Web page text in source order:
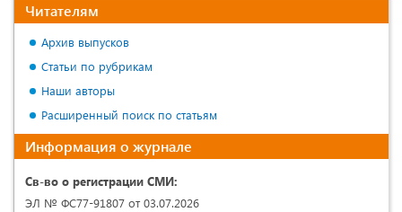
Читателям
Архив выпусков
Статьи по рубрикам
Наши авторы
Расширенный поиск по статьям
Информация о журнале
Св-во о регистрации СМИ:
ЭЛ № ФС77-91807 от 03.07.2026